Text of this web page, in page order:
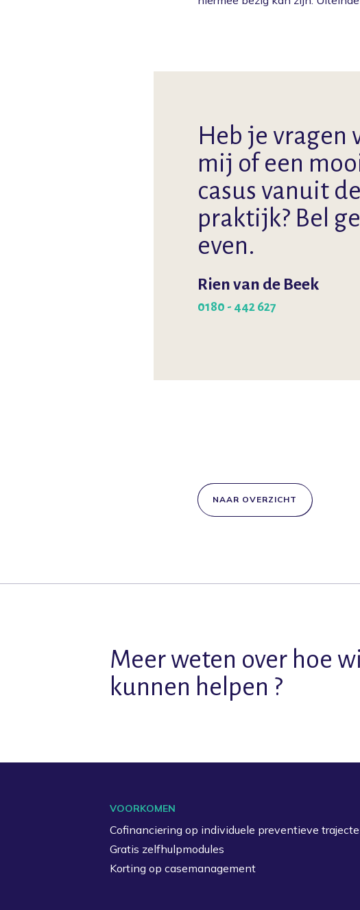
Heb je vragen
mij of een
casus vanuit de
praktijk? Bel
even.
Rien van de Beek
0180 - 442 627
NAAR OVERZICHT
Meer weten over hoe
kunnen helpen ?
VOORKOMEN
Cofinanciering op individuele preventieve
Gratis zelfhulpmodules
Korting op casemanagement